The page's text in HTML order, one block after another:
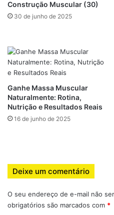
Este programa de Treinos
de tendências americanas,
brasileiro. Ele combina
condicionamento funcional
Estrutura
Duração:8 semanas
Frequência:4 dias por
Upper / Lower
banco e espaço limitado
Semanas 1 a 4 –
Construção Muscular (30)
30 de junho de 2025
Ganhe Massa Muscular
Naturalmente: Rotina,
Nutrição e Resultados Reais
16 de junho de 2025
Deixe um comentário
O seu endereço de e-mail não
obrigatórios são marcados com *